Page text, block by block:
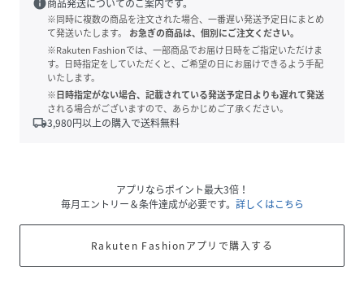
info商品発送についてのご案内です。
※同時に複数の商品を注文された場合、一番遅い発送予定日にまとめ
て発送いたします。
お急ぎの商品は、個別にご注文ください。
※Rakuten Fashionでは、一部商品でお届け日時をご指定いただけま
す。日時指定をしていただくと、ご希望の日にお届けできるよう手配
いたします。
※日時指定がない場合、記載されている発送予定日よりも遅れて発送
される場合がございますので、あらかじめご了承ください。
local_shipping3,980円以上の購入で送料無料
アプリならポイント最大3倍！
毎月エントリー＆条件達成が必要です。 詳しくはこちら
Rakuten Fashionアプリで購入する